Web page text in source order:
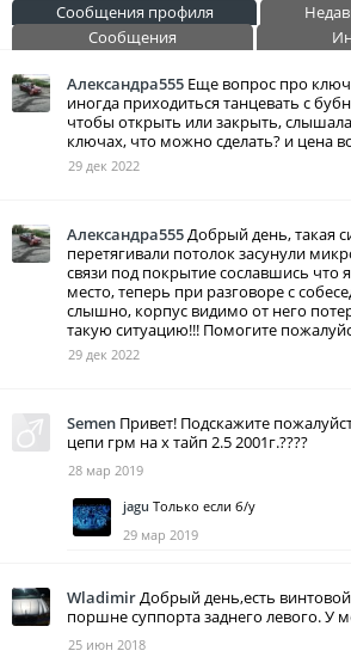
Сообщения профиля
Сообщения
Александра555 Еще вопрос про
иногда приходиться танцевать с
чтобы открыть или закрыть,
ключах, что можно сделать? и цена
29 дек 2022
Александра555Добрый день, такая
перетягивали потолок засунули
связи под покрытие сославшись что
место, теперь при разговоре с
слышно, корпус видимо от него
такую ситуацию!!! Помогите
29 дек 2022
Semen Привет! Подскажите
цепи грм на х тайп 2.5 2001г.????
28 мар 2019
jagu Только если б/у
29 мар 2019
WladimirДобрый день,есть
поршне суппорта заднего левого. У
25 июн 2018